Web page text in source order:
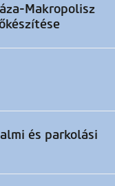
Makropolisz
és parkolási